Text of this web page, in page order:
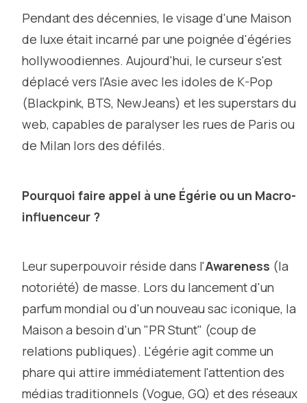
Pendant des décennies, le visage d'une Maison
de luxe était incarné par une poignée d'égéries
hollywoodiennes. Aujourd'hui, le curseur s'est
déplacé vers l'Asie avec les idoles de K-Pop
(Blackpink, BTS, NewJeans) et les superstars du
web, capables de paralyser les rues de Paris ou
de Milan lors des défilés.
Pourquoi faire appel à une Égérie ou un Macro-
influenceur ?
Leur superpouvoir réside dans l'Awareness (la
notoriété) de masse. Lors du lancement d'un
parfum mondial ou d'un nouveau sac iconique, la
Maison a besoin d'un "PR Stunt" (coup de
relations publiques). L'égérie agit comme un
phare qui attire immédiatement l'attention des
médias traditionnels (Vogue, GQ) et des réseaux